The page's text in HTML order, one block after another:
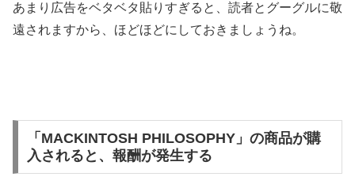
あまり広告をベタベタ貼りすぎると、読者とグーグルに敬
遠されますから、ほどほどにしておきましょうね。
「MACKINTOSH PHILOSOPHY」の商品が購
入されると、報酬が発生する